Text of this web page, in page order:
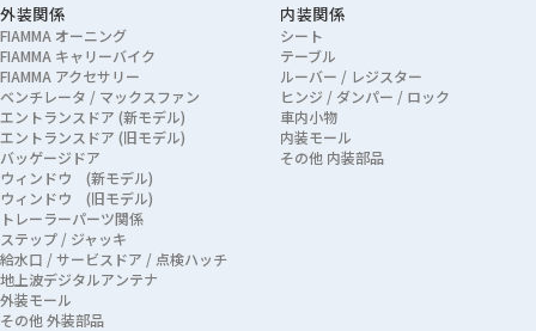
外装関係
FIAMMA オーニング
FIAMMA キャリーバイク
FIAMMA アクセサリー
ベンチレータ / マックスファン
エントランスドア (新モデル)
エントランスドア (旧モデル)
バッゲージドア
ウィンドウ (新モデル)
ウィンドウ (旧モデル)
トレーラーパーツ関係
ステップ / ジャッキ
給水口 / サービスドア / 点検ハッチ
地上波デジタルアンテナ
外装モール
その他 外装部品
内装関係
シート
テーブル
ルーバー / レジスター
ヒンジ / ダンパー / ロック
車内小物
内装モール
その他 内装部品